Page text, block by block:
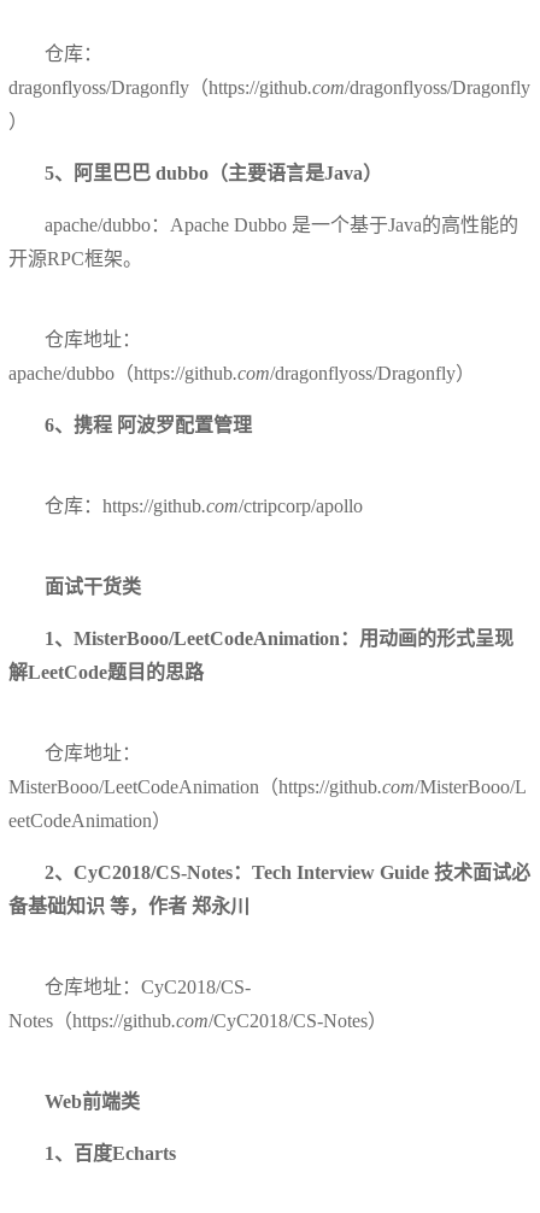
仓库：
dragonflyoss/Dragonfly（https://github.com/dragonflyoss/Dragonfly
）
5、阿里巴巴 dubbo（主要语言是Java）
apache/dubbo：Apache Dubbo 是一个基于Java的高性能的
开源RPC框架。
仓库地址：
apache/dubbo（https://github.com/dragonflyoss/Dragonfly）
6、携程 阿波罗配置管理
仓库：https://github.com/ctripcorp/apollo
面试干货类
1、MisterBooo/LeetCodeAnimation：用动画的形式呈现
解LeetCode题目的思路
仓库地址：
MisterBooo/LeetCodeAnimation（https://github.com/MisterBooo/L
eetCodeAnimation）
2、CyC2018/CS-Notes：Tech Interview Guide 技术面试必
备基础知识 等，作者 郑永川
仓库地址：CyC2018/CS-
Notes（https://github.com/CyC2018/CS-Notes）
Web前端类
1、百度Echarts